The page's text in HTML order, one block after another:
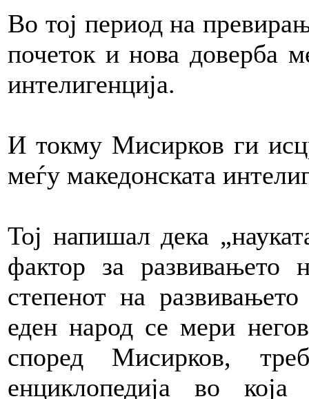
Во тој период на
почеток и нова доверба
интелигенција.
И токму Мисирков ги
меѓу македонската
Тој напишал дека
фактор за
степенот на
еден народ се мери
според Мисирков,
енциклопедија во